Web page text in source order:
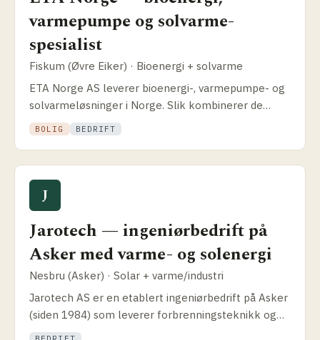
varmepumpe og solvarme­
spesialist
Fiskum (Øvre Eiker) · Bioenergi + solvarme
ETA Norge AS leverer bioenergi-, varmepumpe- og
solvarme­løsninger i Norge. Slik kombinerer de
solceller med varme­systemer og når dette gir
mening.
BOLIG BEDRIFT
J
Jarotech — ingeniørbedrift på
Asker med varme- og solenergi
Nesbru (Asker) · Solar + varme/industri
Jarotech AS er en etablert ingeniørbedrift på Asker
(siden 1984) som leverer forbrennings­teknikk og
solenergi til industri, næring og bolig.